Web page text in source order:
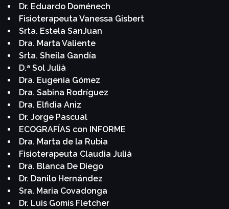
Dr. Eduardo Doménech
Fisioterapeuta Vanessa Gisbert
Srta. Estela SanJuan
Dra. Marta Valiente
Srta. Sheila Gandía
D.ª Sol Julià
Dra. Eugenia Gómez
Dra. Sabina Rodríguez
Dra. Elfidia Aniz
Dr. Jorge Pascual
ECOGRAFÍAS con INFORME
Dra. Marta de la Rubia
Fisioterapeuta Claudia Julià
Dra. Blanca De Diego
Dr. Danilo Hernández
Sra. Maria Covadonga
Dr. Luis Gomis Fletcher